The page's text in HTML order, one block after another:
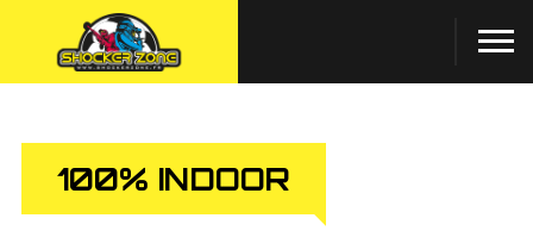
100% INDOOR